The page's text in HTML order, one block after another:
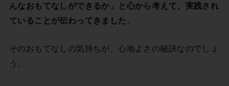
んなおもてなしができるか」と心から考えて、実践され
ていることが伝わってきました 。
そのおもてなしの気持ちが、心地よさの秘訣なのでしょ
う。